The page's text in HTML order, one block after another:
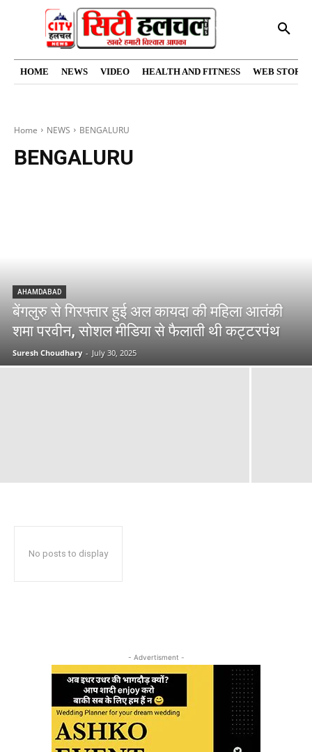
HOME NEWS VIDEO HEALTH AND FITNESS WEB
Home NEWS BENGALURU
BENGALURU
AHAMDABAD
बेंगलुरु से गिरफ्तार हुई अल कायदा की महिला आतंकी
शमा परवीन, सोशल मीडिया से फैलाती थी कट्टरपंथ
Suresh Choudhary - July 30, 2025
No posts to display
- Advertisment -